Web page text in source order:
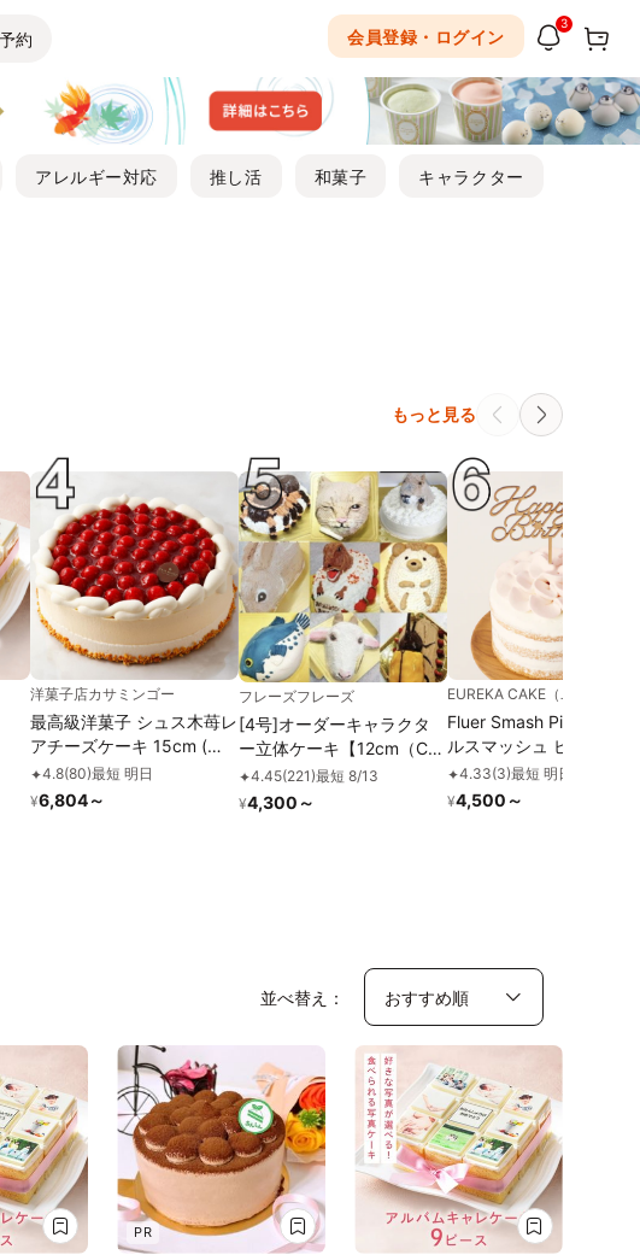
約 会員登録・ログイン
3
アレルギー対応 推し活 和菓子 キャラクター
もっと見る
洋菓子店カサミンゴー
最高級洋菓子 シュス木苺レ
アチーズケーキ 15cm (記
念日＆)
✦4.8(80)最短 明日
¥6,804～
フレーズフレーズ
[4号]オーダーキャラクタ
ー立体ケーキ【12cm（CD
サイズ）(お顔のみ)】
✦4.45(221)最短 8/13
¥4,300 ～
Fluer Smash Pink / フル
ルスマッシュ ピンク 4号
グルテンフリー 小麦・
使用 着色料不使用
✦4.33(3)最短 明日
¥4,500 ～
並べ替え：
PR